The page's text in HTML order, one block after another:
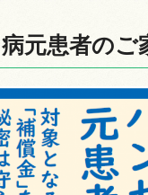
元患者のご